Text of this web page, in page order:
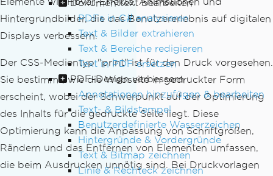
Dokumenttext bearbeiten
PDFs in C# analysieren
Text & Bilder extrahieren
Text & Bereiche redigieren
Text in PDF ersetzen
PDF-Design verbessern
Annotationen hinzufügen & bearbeiten
Text- & Bildstempel
Benutzerdefinierte Wasserzeichen
Hintergründe & Vordergründe
Text & Bitmap zeichnen
Linie & Rechteck zeichnen
Hintergrundbilder, die das Benutzererlebnis auf digitalen
Displays verbessern.
Der CSS-Medientyp "print" ist für den Druck vorgesehen.
Sie bestimmt, wie die Webseite in gedruckter Form
erscheint, wobei der Schwerpunkt auf der Optimierung
des Inhalts für die gedruckte Seite liegt. Diese
Optimierung kann die Anpassung von Schriftgrößen,
Rändern und das Entfernen von Elementen umfassen,
die beim Ausdrucken unnötig sind. Bei Druckvorlagen